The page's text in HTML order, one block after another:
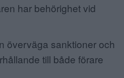
har behörighet vid
överväga sanktioner och
till både förare